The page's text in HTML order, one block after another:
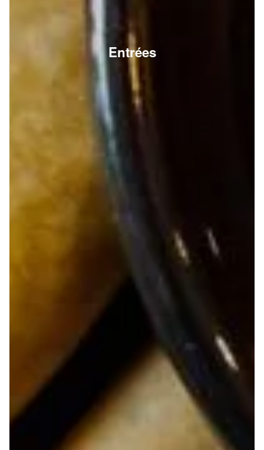
Entrées